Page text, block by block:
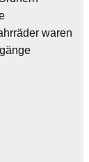
waren